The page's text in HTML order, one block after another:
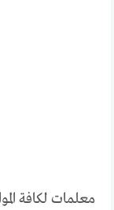
معلمات لكافة